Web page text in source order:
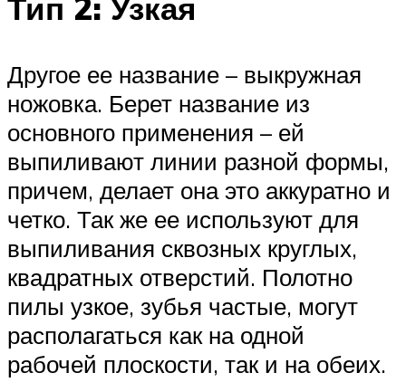
Другое ее название – выкружная
ножовка. Берет название из
основного применения – ей
выпиливают линии разной формы,
причем, делает она это аккуратно и
четко. Так же ее используют для
выпиливания сквозных круглых,
квадратных отверстий. Полотно
пилы узкое, зубья частые, могут
располагаться как на одной
рабочей плоскости, так и на обеих.